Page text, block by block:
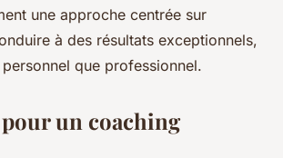
une approche centrée sur
à des résultats exceptionnels,
que professionnel.
un coaching